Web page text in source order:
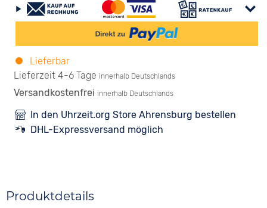
Lieferbar
Lieferzeit 4-6 Tage innerhalb Deutschlands
Versandkostenfrei innerhalb Deutschlands
In den Uhrzeit.org Store Ahrensburg bestellen
DHL-Expressversand möglich
Produktdetails